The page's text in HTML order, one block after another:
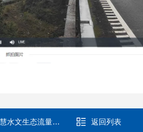
态流量自动监测站 返回列表